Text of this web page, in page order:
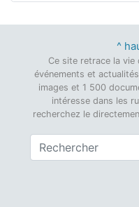
^
Ce site retrace la vie
événements et
images et 1 500
intéresse dans les
recherchez le